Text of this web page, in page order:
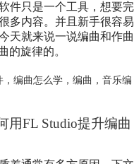
件只是一个工具，想要完
多内容。并且新手很容易
天就来说一说编曲和作曲
的旋律的。
， 编曲怎么学， 编曲 ， 音乐编
用FL Studio提升编曲